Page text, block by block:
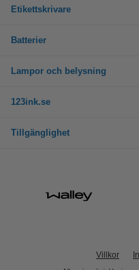
Etikettskrivare
Batterier
Lampor och belysning
123ink.se
Tillgänglighet
Villkor